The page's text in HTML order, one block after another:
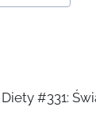
#331: